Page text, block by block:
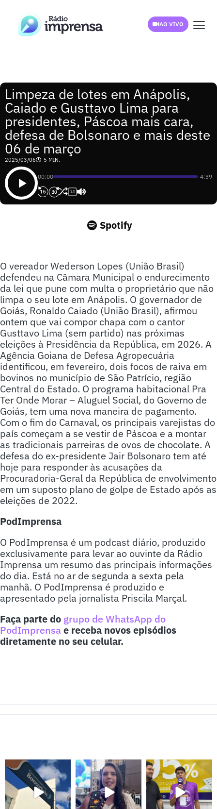
AO VIVO
Limpeza de lotes em Anápolis,
Caiado e Gusttavo Lima para
presidentes, Páscoa mais cara,
defesa de Bolsonaro e mais deste
06 de março
2025/03/06 5 MIN.
00:00 -4:39
1X
Spotify
O vereador Wederson Lopes (União Brasil)
defendeu na Câmara Municipal o endurecimento
da lei que pune com multa o proprietário que não
limpa o seu lote em Anápolis. O governador de
Goiás, Ronaldo Caiado (União Brasil), afirmou
ontem que vai compor chapa com o cantor
Gusttavo Lima (sem partido) nas próximas
eleições à Presidência da República, em 2026. A
Agência Goiana de Defesa Agropecuária
identificou, em fevereiro, dois focos de raiva em
bovinos no município de São Patrício, região
Central do Estado. O programa habitacional Pra
Ter Onde Morar – Aluguel Social, do Governo de
Goiás, tem uma nova maneira de pagamento.
Com o fim do Carnaval, os principais varejistas do
país começam a se vestir de Páscoa e a montar
as tradicionais parreiras de ovos de chocolate. A
defesa do ex-presidente Jair Bolsonaro tem até
hoje para responder às acusações da
Procuradoria-Geral da República de envolvimento
em um suposto plano de golpe de Estado após as
eleições de 2022.
PodImprensa
O PodImprensa é um podcast diário, produzido
exclusivamente para levar ao ouvinte da Rádio
Imprensa um resumo das principais informações
do dia. Está no ar de segunda a sexta pela
manhã. O PodImprensa é produzido e
apresentado pela jornalista Priscila Marçal.
Faça parte do grupo de WhatsApp do
PodImprensae receba novos episódios
diretamente no seu celular.